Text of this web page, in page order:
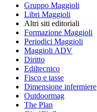
Gruppo Maggioli
Libri Maggioli
Altri siti editoriali
Formazione Maggioli
Periodici Maggioli
Maggioli ADV
Diritto
Ediltecnico
Fisco e tasse
Dimensione infermiere
Outdoormag
The Plan